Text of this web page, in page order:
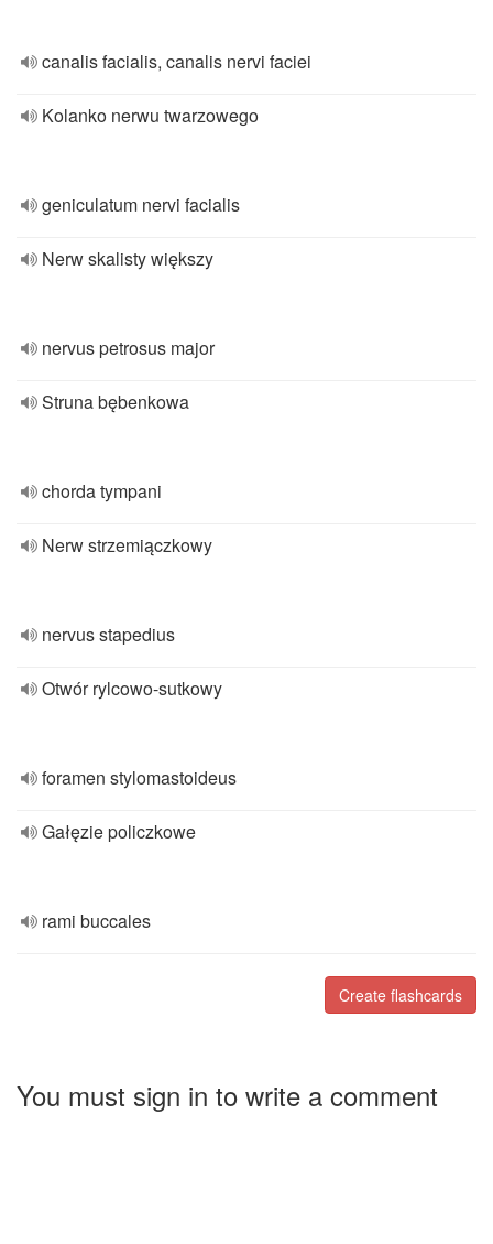
canalis facialis, canalis nervi faciei
Kolanko nerwu twarzowego
geniculatum nervi facialis
Nerw skalisty większy
nervus petrosus major
Struna bębenkowa
chorda tympani
Nerw strzemiączkowy
nervus stapedius
Otwór rylcowo-sutkowy
foramen stylomastoideus
Gałęzie policzkowe
rami buccales
Create flashcards
You must sign in to write a comment